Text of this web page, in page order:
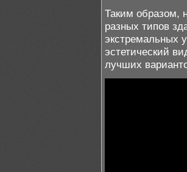
Таким образом,
разных типов
экстремальных
эстетический
лучших